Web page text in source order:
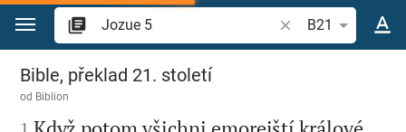
Přejít na obsah
Vyhledat biblický
B21
Jozue 5
Bible, překlad 21. století
od Biblion
